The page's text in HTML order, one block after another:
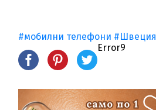
#мобилни телефони #Швеция
Error9